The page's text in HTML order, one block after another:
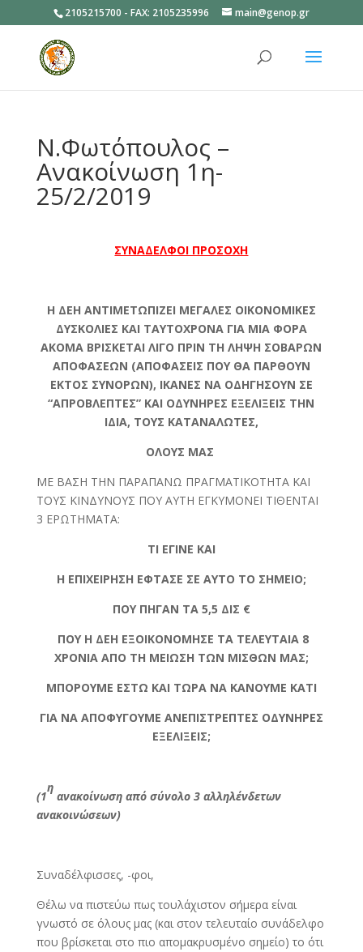
2105215700 - FAX: 2105235996 main@genop.gr
Ν.Φωτόπουλος –
Ανακοίνωση 1η-
25/2/2019
ΣΥΝΑΔΕΛΦΟΙ ΠΡΟΣΟΧΗ
Η ΔΕΗ ΑΝΤΙΜΕΤΩΠΙΖΕΙ ΜΕΓΑΛΕΣ ΟΙΚΟΝΟΜΙΚΕΣ
ΔΥΣΚΟΛΙΕΣ ΚΑΙ ΤΑΥΤΟΧΡΟΝΑ ΓΙΑ ΜΙΑ ΦΟΡΑ
ΑΚΟΜΑ ΒΡΙΣΚΕΤΑΙ ΛΙΓΟ ΠΡΙΝ ΤΗ ΛΗΨΗ ΣΟΒΑΡΩΝ
ΑΠΟΦΑΣΕΩΝ (ΑΠΟΦΑΣΕΙΣ ΠΟΥ ΘΑ ΠΑΡΘΟΥΝ
ΕΚΤΟΣ ΣΥΝΟΡΩΝ), ΙΚΑΝΕΣ ΝΑ ΟΔΗΓΗΣΟΥΝ ΣΕ
“ΑΠΡΟΒΛΕΠΤΕΣ” ΚΑΙ ΟΔΥΝΗΡΕΣ ΕΞΕΛΙΞΕΙΣ ΤΗΝ
ΙΔΙΑ, ΤΟΥΣ ΚΑΤΑΝΑΛΩΤΕΣ,
ΟΛΟΥΣ ΜΑΣ
ΜΕ ΒΑΣΗ ΤΗΝ ΠΑΡΑΠΑΝΩ ΠΡΑΓΜΑΤΙΚΟΤΗΤΑ ΚΑΙ
ΤΟΥΣ ΚΙΝΔΥΝΟΥΣ ΠΟΥ ΑΥΤΗ ΕΓΚΥΜΟΝΕΙ ΤΙΘΕΝΤΑΙ
3 ΕΡΩΤΗΜΑΤΑ:
ΤΙ ΕΓΙΝΕ ΚΑΙ
Η ΕΠΙΧΕΙΡΗΣΗ ΕΦΤΑΣΕ ΣΕ ΑΥΤΟ ΤΟ ΣΗΜΕΙΟ;
ΠΟΥ ΠΗΓΑΝ ΤΑ 5,5 ΔΙΣ €
ΠΟΥ Η ΔΕΗ ΕΞΟΙΚΟΝΟΜΗΣΕ ΤΑ ΤΕΛΕΥΤΑΙΑ 8
ΧΡΟΝΙΑ ΑΠΟ ΤΗ ΜΕΙΩΣΗ ΤΩΝ ΜΙΣΘΩΝ ΜΑΣ;
ΜΠΟΡΟΥΜΕ ΕΣΤΩ ΚΑΙ ΤΩΡΑ ΝΑ ΚΑΝΟΥΜΕ ΚΑΤΙ
ΓΙΑ ΝΑ ΑΠΟΦΥΓΟΥΜΕ ΑΝΕΠΙΣΤΡΕΠΤΕΣ ΟΔΥΝΗΡΕΣ
ΕΞΕΛΙΞΕΙΣ;
(1
η
ανακοίνωση από σύνολο 3 αλληλένδετων
ανακοινώσεων)
Συναδέλφισσες, -φοι,
Θέλω να πιστεύω πως τουλάχιστον σήμερα είναι
γνωστό σε όλους μας (και στον τελευταίο συνάδελφο
που βρίσκεται στο πιο απομακρυσμένο σημείο) το ότι